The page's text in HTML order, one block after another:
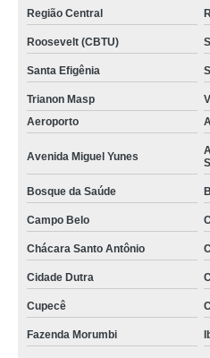
Região Central
Roosevelt (CBTU)
Santa Efigênia
Trianon Masp
Aeroporto
Avenida Miguel Yunes
Bosque da Saúde
Campo Belo
Chácara Santo Antônio
Cidade Dutra
Cupecê
Fazenda Morumbi